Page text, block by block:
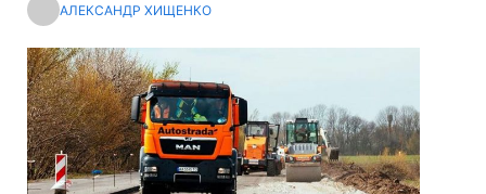
АЛЕКСАНДР ХИЩЕНКО